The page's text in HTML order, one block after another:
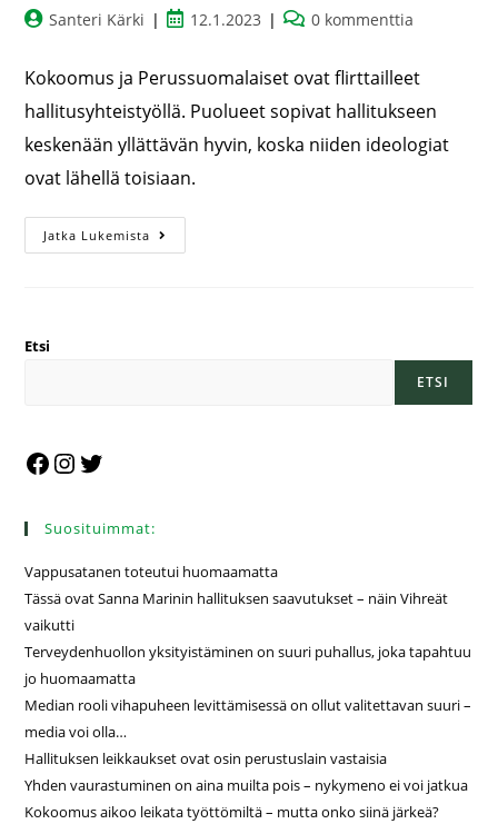
Santeri Kärki 12.1.2023 0 kommenttia
Kokoomus ja Perussuomalaiset ovat flirttailleet
hallitusyhteistyöllä. Puolueet sopivat hallitukseen
keskenään yllättävän hyvin, koska niiden ideologiat
ovat lähellä toisiaan.
Jatka Lukemista
Etsi
ETSI
Suosituimmat:
Vappusatanen toteutui huomaamatta
Tässä ovat Sanna Marinin hallituksen saavutukset – näin Vihreät
vaikutti
Terveydenhuollon yksityistäminen on suuri puhallus, joka tapahtuu
jo huomaamatta
Median rooli vihapuheen levittämisessä on ollut valitettavan suuri –
media voi olla…
Hallituksen leikkaukset ovat osin perustuslain vastaisia
Yhden vaurastuminen on aina muilta pois – nykymeno ei voi jatkua
Kokoomus aikoo leikata työttömiltä – mutta onko siinä järkeä?